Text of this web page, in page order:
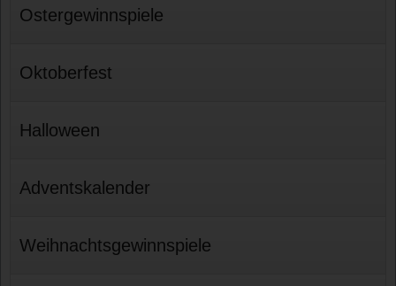
Ostergewinnspiele
Oktoberfest
Halloween
Adventskalender
Weihnachtsgewinnspiele